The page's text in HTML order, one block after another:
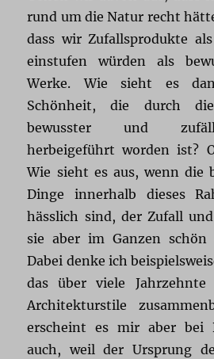
rund um die Natur recht
dass wir Zufallsprodukte
einstufen würden als
Werke. Wie sieht es
Schönheit, die durch
bewusster und
herbeigeführt worden ist?
Wie sieht es aus, wenn die
Dinge innerhalb dieses
hässlich sind, der Zufall
sie aber im Ganzen schön
Dabei denke ich
das über viele
Architekturstile
erscheint es mir aber bei
auch, weil der Ursprung